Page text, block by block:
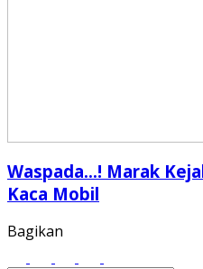
Waspada…! Marak
Kaca Mobil
Bagikan